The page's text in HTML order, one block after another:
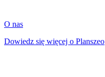
O nas
Dowiedz się więcej o Planszeo